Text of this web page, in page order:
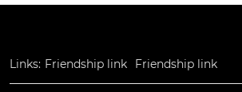
Links: Friendship link Friendship link